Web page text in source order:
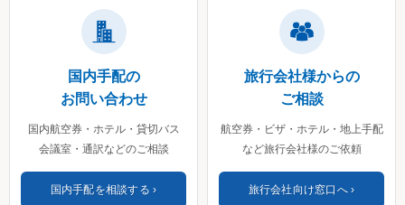
国内手配の
お問い合わせ
国内航空券・ホテル・貸切バス
会議室・通訳などのご相談
国内手配を相談する
旅行会社様からの
ご相談
航空券・ビザ・ホテル・地上手配
など旅行会社様のご依頼
旅行会社向け窓口へ